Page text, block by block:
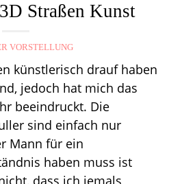
Straßen Kunst
VORSTELLUNG
künstlerisch drauf haben
jedoch hat mich das
beeindruckt. Die
sind einfach nur
Mann für ein
haben muss ist
dass ich jemals